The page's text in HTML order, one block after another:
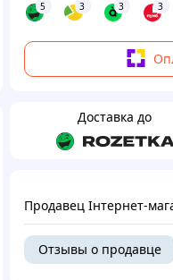
5 3 3 3
Доставка до
Продавец Інтернет-
Отзывы о продавце